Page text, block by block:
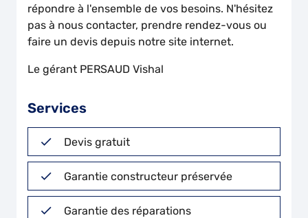
répondre à l'ensemble de vos besoins. N'hésitez
pas à nous contacter, prendre rendez-vous ou
faire un devis depuis notre site internet.
Le gérant PERSAUD Vishal
Services
Devis gratuit
Garantie constructeur préservée
Garantie des réparations